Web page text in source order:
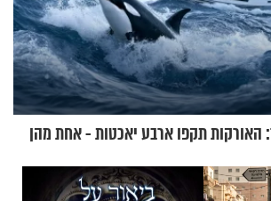
האורקות תקפו ארבע יאכטות - אחת מהן